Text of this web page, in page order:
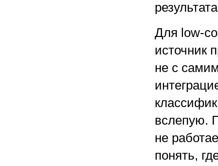
Для low-
источник
не с
вслепую.
не
понять,